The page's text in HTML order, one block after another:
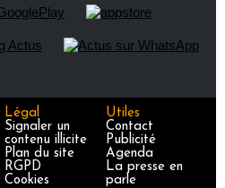
Légal
Signaler un
contenu illicite
Plan du site
RGPD
Cookies
Utiles
Contact
Publicité
Agenda
La presse en
parle